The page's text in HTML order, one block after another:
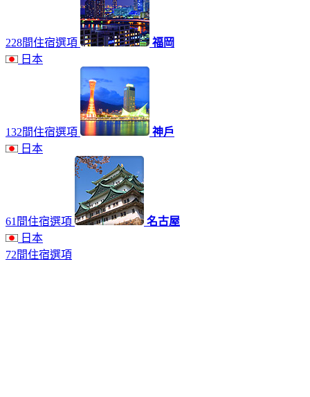
228間住宿選項
福岡
日本
132間住宿選項
神戶
日本
61間住宿選項
名古屋
日本
72間住宿選項